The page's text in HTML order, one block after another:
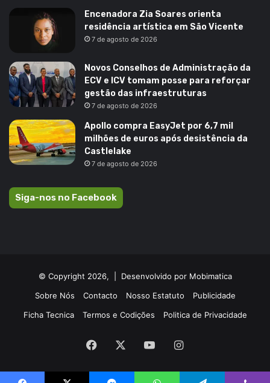
Encenadora Zia Soares orienta
residência artística em São Vicente
7 de agosto de 2026
Novos Conselhos de Administração da
ECV e ICV tomam posse para reforçar
gestão das infraestruturas
7 de agosto de 2026
Apollo compra EasyJet por 6,7 mil
milhões de euros após desistência da
Castlelake
7 de agosto de 2026
Siga-nos no Facebook
© Copyright 2026, | Desenvolvido por Mobimatica
Sobre Nós
Contacto Nosso Estatuto
Publicidade
Ficha Tecnica
Termos e Codições Politica de Privacidade
Facebook YouTubeInstagram